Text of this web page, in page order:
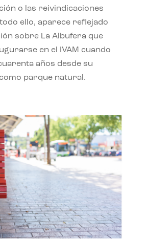
o las reivindicaciones
ello, aparece reflejado
sobre La Albufera que
en el IVAM cuando
años desde su
parque natural.